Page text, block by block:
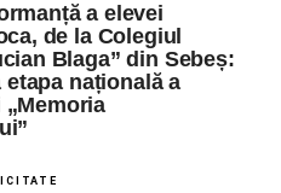
a elevei
de la Colegiul
Blaga” din Sebeș:
etapa națională a